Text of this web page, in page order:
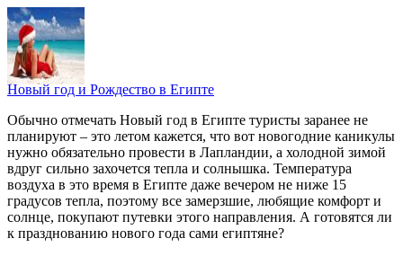
Новый год и Рождество в Египте
Обычно отмечать Новый год в Египте туристы заранее не
планируют – это летом кажется, что вот новогодние каникулы
нужно обязательно провести в Лапландии, а холодной зимой
вдруг сильно захочется тепла и солнышка. Температура
воздуха в это время в Египте даже вечером не ниже 15
градусов тепла, поэтому все замерзшие, любящие комфорт и
солнце, покупают путевки этого направления. А готовятся ли
к празднованию нового года сами египтяне?